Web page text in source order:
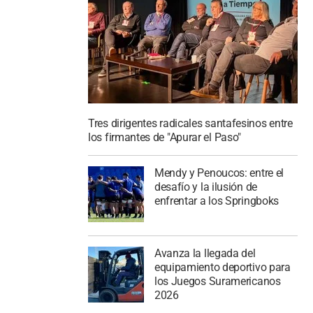
Tres dirigentes radicales santafesinos entre
los firmantes de "Apurar el Paso"
Mendy y Penoucos: entre el
desafío y la ilusión de
enfrentar a los Springboks
Avanza la llegada del
equipamiento deportivo para
los Juegos Suramericanos
2026